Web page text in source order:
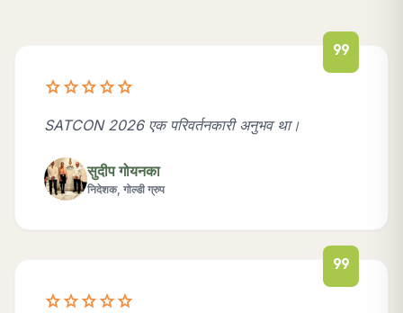
format_quote
starstarstarstarstar
SATCON 2026 एक परिवर्तनकारी अनुभव था।
सुदीप गोयनका
निदेशक, गोल्डी ग्रुप
format_quote
starstarstarstarstar